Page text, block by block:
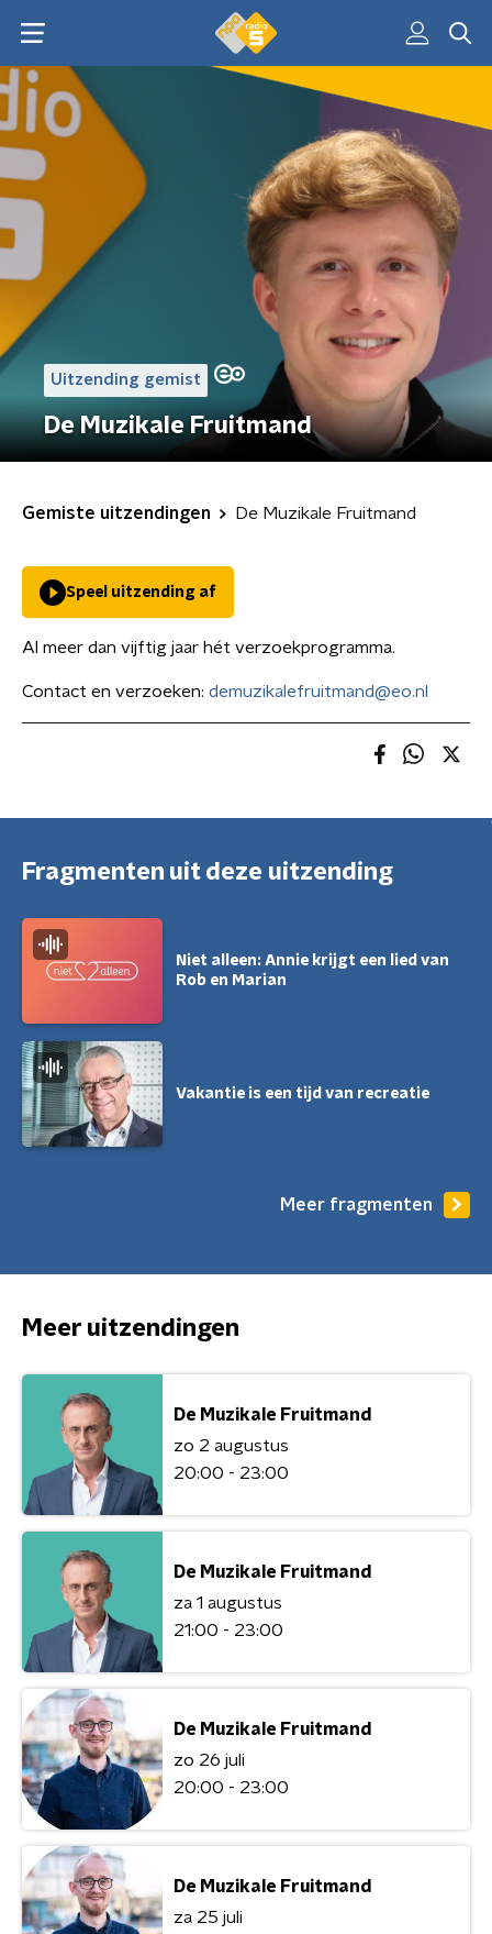
Uitzending gemist
De Muzikale Fruitmand
Gemiste uitzendingen De Muzikale Fruitmand
Speel uitzending af
Al meer dan vijftig jaar hét verzoekprogramma.
Contact en verzoeken: demuzikalefruitmand@eo.nl
Fragmenten uit deze uitzending
Niet alleen: Annie krijgt een lied van
Rob en Marian
Vakantie is een tijd van recreatie
Meer fragmenten
Meer uitzendingen
De Muzikale Fruitmand
zo 2 augustus
20:00 - 23:00
De Muzikale Fruitmand
za 1 augustus
21:00 - 23:00
De Muzikale Fruitmand
zo 26 juli
20:00 - 23:00
De Muzikale Fruitmand
za 25 juli